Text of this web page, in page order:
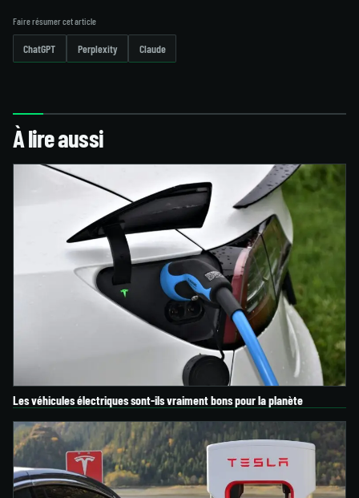
Faire résumer cet article
ChatGPT Perplexity Claude
À lire aussi
Les véhicules électriques sont-ils vraiment bons pour la planète